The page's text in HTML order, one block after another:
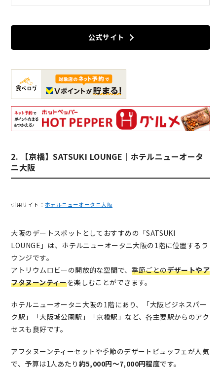
公式サイト
2. 【京橋】SATSUKI LOUNGE｜ホテルニューオータ
ニ大阪
引用サイト： ホテルニューオータニ大阪
大阪のデートスポットとしておすすめの「SATSUKI
LOUNGE」は、ホテルニューオータニ大阪の1階に位置するラ
ウンジです。
アトリウムロビーの開放的な空間で、 季節ごとのデザートやア
フタヌーンティーを楽しむことができます。
ホテルニューオータニ大阪の1階にあり、「大阪ビジネスパー
ク駅」「大阪城公園駅」「京橋駅」など、各主要駅からのアク
セスも良好です。
アフタヌーンティーセットや季節のデザートビュッフェが人気
で、予算は1人あたり 約5,000円～7,000円程度です。